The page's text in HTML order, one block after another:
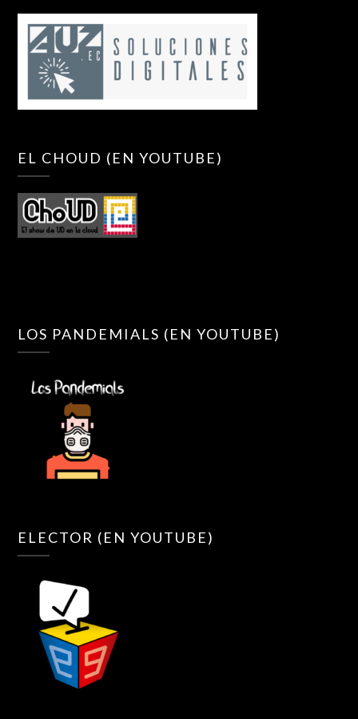
EL CHOUD (EN YOUTUBE)
LOS PANDEMIALS (EN YOUTUBE)
ELECTOR (EN YOUTUBE)